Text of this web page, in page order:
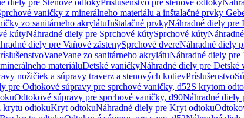
diely pre Stenové odtokyPríslušenstvo pre stenové odtoky
vaničky z minerálneho materiálu a inštalačné prvky
zo sanitárneho akrylátuInštalačné prvkyNáhradné diely pre
kútyNáhradné diely pre Sprchové kútySprchové kúty
diely pre Vaňové zástenySprchové dvereNáhradné diely
VaneVane zo sanitárneho akrylátuNáhradné diely pre
materiáluDetské vaničkyNáhradné diely pre Detské
nožičiek a súpravy traverz a stenových kotievPríslušenstvo
pre Odtokové súpravy pre sprchové vaničky, d52S krytom
Odtokové súpravy pre sprchové vaničky, d90Náhradné diely
krytu odtokuKryt odtokuNáhradné diely pre Kryt odtoku